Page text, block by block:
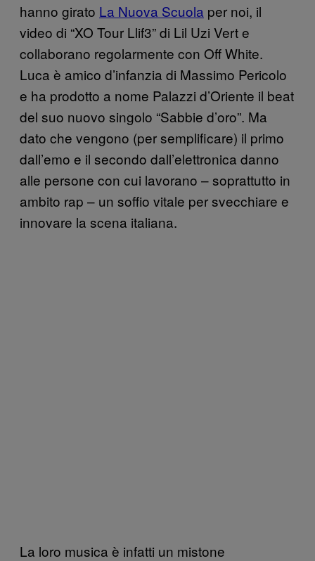
hanno girato La Nuova Scuola per noi, il
video di “XO Tour Llif3” di Lil Uzi Vert e
collaborano regolarmente con Off White.
Luca è amico d’infanzia di Massimo Pericolo
e ha prodotto a nome Palazzi d’Oriente il beat
del suo nuovo singolo “Sabbie d’oro”. Ma
dato che vengono (per semplificare) il primo
dall’emo e il secondo dall’elettronica danno
alle persone con cui lavorano – soprattutto in
ambito rap – un soffio vitale per svecchiare e
innovare la scena italiana.
La loro musica è infatti un mistone